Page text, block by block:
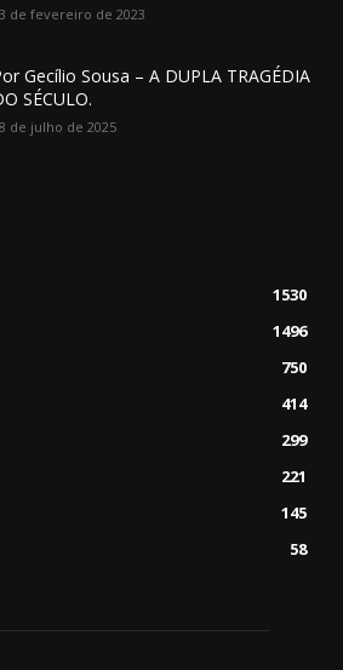
de fevereiro de 2023
Gecílio Sousa – A DUPLA TRAGÉDIA
SÉCULO.
de julho de 2025
1530
1496
750
414
299
221
145
58